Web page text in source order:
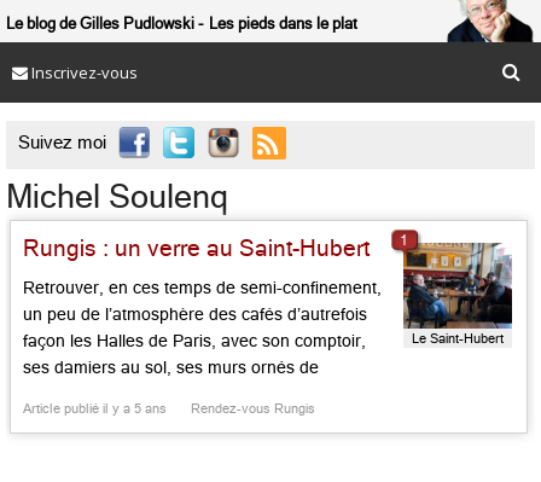
Le blog de Gilles Pudlowski Les pieds dans le plat
Inscrivez-vous
Suivez moi 
Michel Soulenq
Rungis : un verre au Saint-Hubert
Retrouver, en ces temps de semi-confinement,
un peu de l’atmosphère des cafés d’autrefois
façon les Halles de Paris, avec son comptoir,
ses damiers au sol, ses murs ornés de
bois, ses tablées de copains (tous titulaires
Article publié il y a 5 ans Rendez-vous Rungis
Le Saint-Hubert
1